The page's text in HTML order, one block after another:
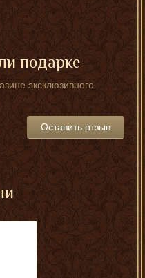
подарке
эксклюзивного
Оставить отзыв